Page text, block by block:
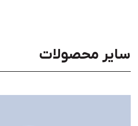
سایر محصولات